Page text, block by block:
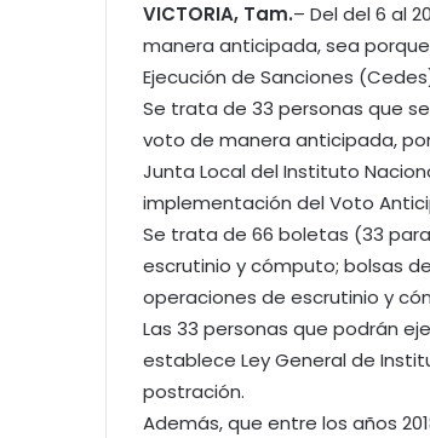
VICTORIA, Tam.– Del del 6 al
manera anticipada, sea
Ejecución de Sanciones
Se trata de 33 personas que
voto de manera anticipada,
Junta Local del Instituto
implementación del Voto
Se trata de 66 boletas (33
escrutinio y cómputo; bolsas
operaciones de escrutinio y
Las 33 personas que podrán
establece Ley General de
postración.
Además, que entre los años